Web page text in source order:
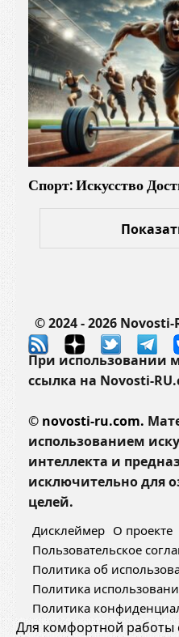
Спорт: Искусство
© 2024 - 2026 Novosti-
При использовании
ссылка на Novosti-
© novosti-ru.com.
использованием
интеллекта и
исключительно для
целей.
Дисклеймер О проекте
Пользовательское
Политика об
Политика
Политика
Для комфортной работы